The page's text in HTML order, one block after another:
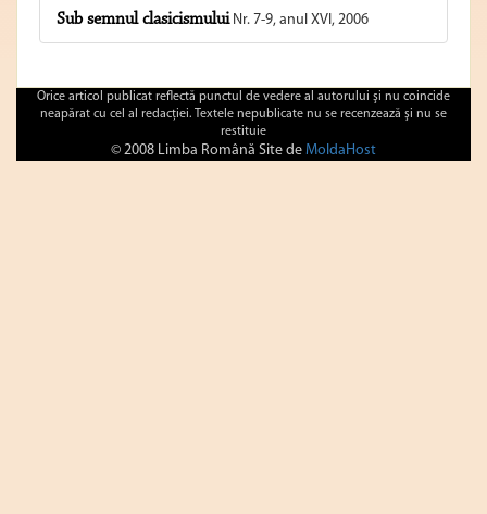
Sub semnul clasicismuluiNr. 7-9, anul XVI, 2006
Orice articol publicat reflectă punctul de vedere al autorului şi nu coincide
neapărat cu cel al redacţiei. Textele nepublicate nu se recenzează şi nu se
restituie
© 2008 Limba Română Site de MoldaHost